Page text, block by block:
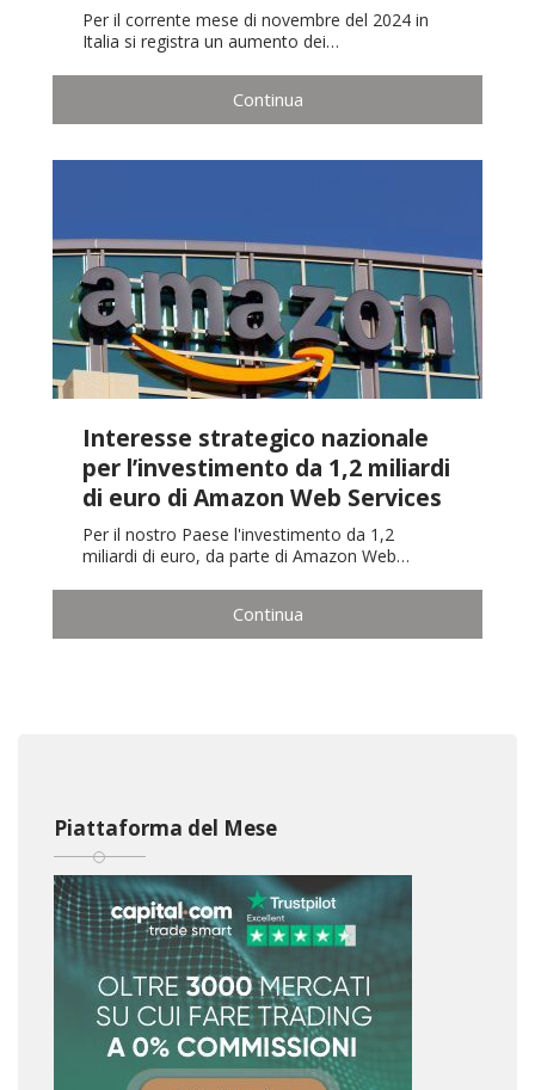
Per il corrente mese di novembre del 2024 in
Italia si registra un aumento dei…
Continua
Interesse strategico nazionale
per l’investimento da 1,2 miliardi
di euro di Amazon Web Services
Per il nostro Paese l'investimento da 1,2
miliardi di euro, da parte di Amazon Web…
Continua
Piattaforma del Mese